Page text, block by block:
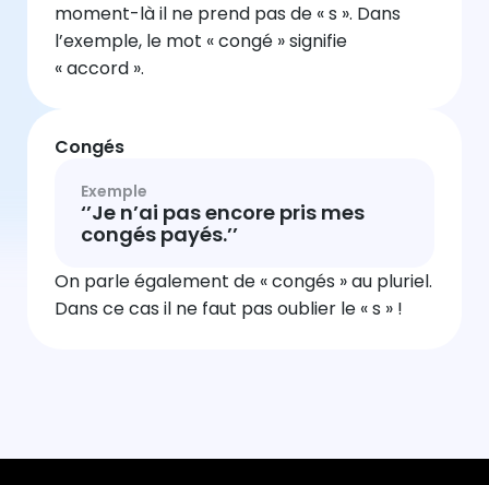
moment-là il ne prend pas de « s ». Dans
l’exemple, le mot « congé » signifie
« accord ».
Congés
Exemple
‘’Je n’ai pas encore pris mes
congés payés.’’
On parle également de « congés » au pluriel.
Dans ce cas il ne faut pas oublier le « s » !